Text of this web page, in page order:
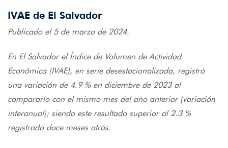
IVAE de El Salvador
Publicado el 5 de marzo de 2024.
En El Salvador el Índice de Volumen de Actividad
Económica (IVAE), en serie desestacionalizada, registró
una variación de 4.9 % en diciembre de 2023 al
compararlo con el mismo mes del año anterior (variación
interanual); siendo este resultado superior al 2.3 %
registrado doce meses atrás.